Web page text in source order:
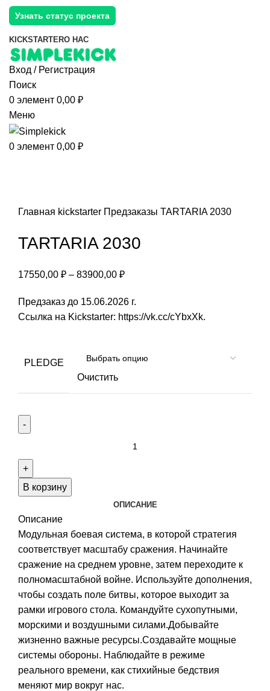
Узнать статус проекта
KICKSTARTERО НАС
Вход / Регистрация
Поиск
0 элемент 0,00 ₽
Меню
0 элемент 0,00 ₽
Главная kickstarter Предзаказы TARTARIA 2030
TARTARIA 2030
17550,00 ₽ – 83900,00 ₽
Предзаказ до 15.06.2026 г.
Ссылка на Kickstarter: https://vk.cc/cYbxXk.
PLEDGE
Очистить
TARTARIA
2030
В корзину
ОПИСАНИЕ
Описание
Модульная боевая система, в которой стратегия
соответствует масштабу сражения. Начинайте
сражение на среднем уровне, затем переходите к
полномасштабной войне. Используйте дополнения,
чтобы создать поле битвы, которое выходит за
рамки игрового стола. Командуйте сухопутными,
морскими и воздушными силами.Добывайте
жизненно важные ресурсы.Создавайте мощные
системы обороны. Наблюдайте в режиме
реального времени, как стихийные бедствия
меняют мир вокруг нас.